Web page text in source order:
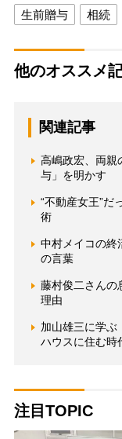
生前贈与 相続
他のオススメ
関連記事
高嶋政宏、両親
与」を明かす
“不動産女王”だ
術
中村メイコの
の言葉
藤村俊二さんの
理由
加山雄三に学
ハウスに住む時
注目TOPIC